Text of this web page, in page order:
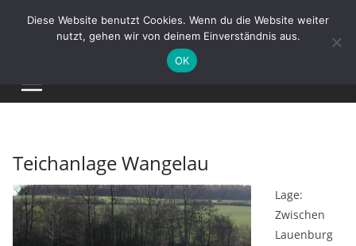
Teichanlage Wangelau
Lage:
Zwischen
Lauenburg
Diese Website benutzt Cookies. Wenn du die Website weiter
nutzt, gehen wir von deinem Einverständnis aus.
OK